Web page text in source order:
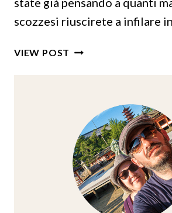
scozzesi riuscirete a infilare
VIEW POST VIAGGIO
SUGGERIMENTI
PER
SOUVENIR
SCOZZESI